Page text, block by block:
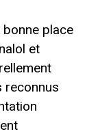
place
et
reconnus